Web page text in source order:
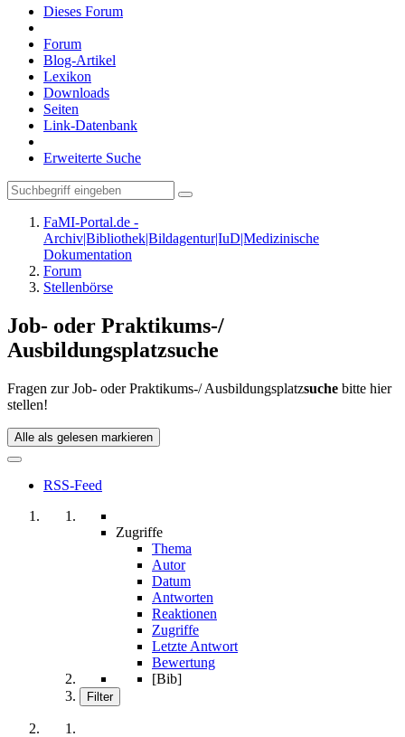
Dieses Forum
Forum
Blog-Artikel
Lexikon
Downloads
Seiten
Link-Datenbank
Erweiterte Suche
FaMI-Portal.de -
Archiv|Bibliothek|Bildagentur|IuD|Medizinische
Dokumentation
Forum
Stellenbörse
Job- oder Praktikums-/
Ausbildungsplatzsuche
Fragen zur Job- oder Praktikums-/ Ausbildungsplatzsuche bitte hier
stellen!
Alle als gelesen markieren
RSS-Feed
Zugriffe
Thema
Autor
Datum
Antworten
Reaktionen
Zugriffe
Letzte Antwort
Bewertung
[Bib]
Filter